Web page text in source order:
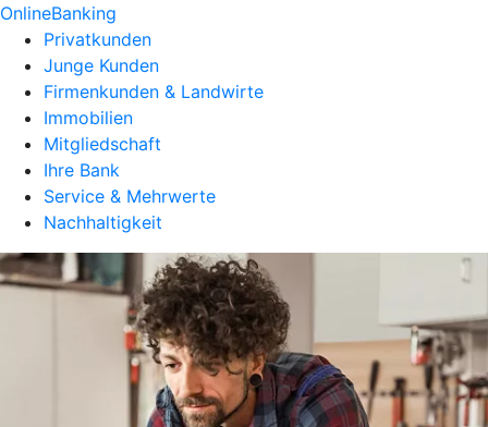
OnlineBanking
Privatkunden
Junge Kunden
Firmenkunden & Landwirte
Immobilien
Mitgliedschaft
Ihre Bank
Service & Mehrwerte
Nachhaltigkeit